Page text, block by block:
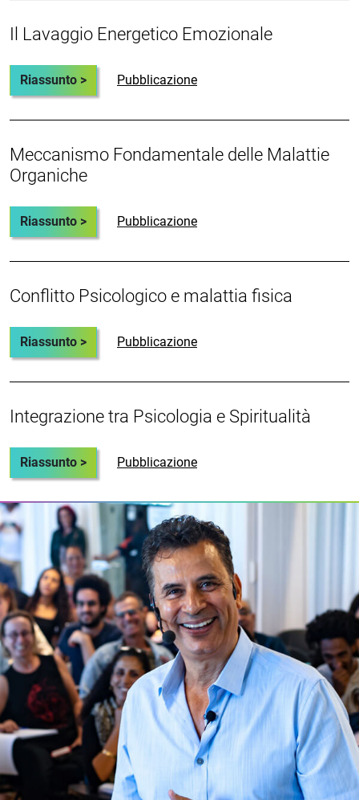
Il Lavaggio Energetico Emozionale
Riassunto > Pubblicazione
Meccanismo Fondamentale delle Malattie
Organiche
Riassunto > Pubblicazione
Conflitto Psicologico e malattia fisica
Riassunto > Pubblicazione
Integrazione tra Psicologia e Spiritualità
Riassunto > Pubblicazione